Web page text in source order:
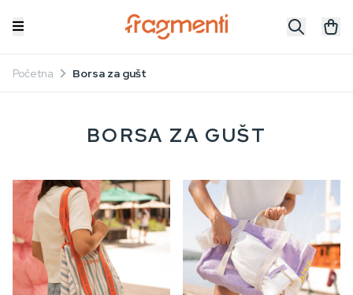
Početna Borsa za gušt
BORSA ZA GUŠT